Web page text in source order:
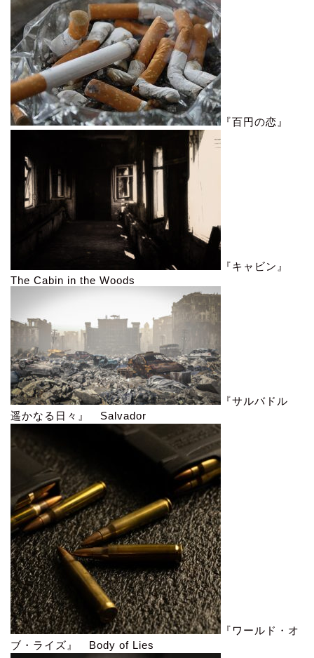
『百円の恋』
『キャビン』
The Cabin in the Woods
『サルバドル
遥かなる日々』 Salvador
『ワールド・オ
ブ・ライズ』 Body of Lies